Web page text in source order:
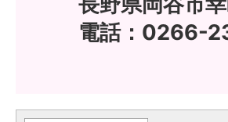
電話：0266-